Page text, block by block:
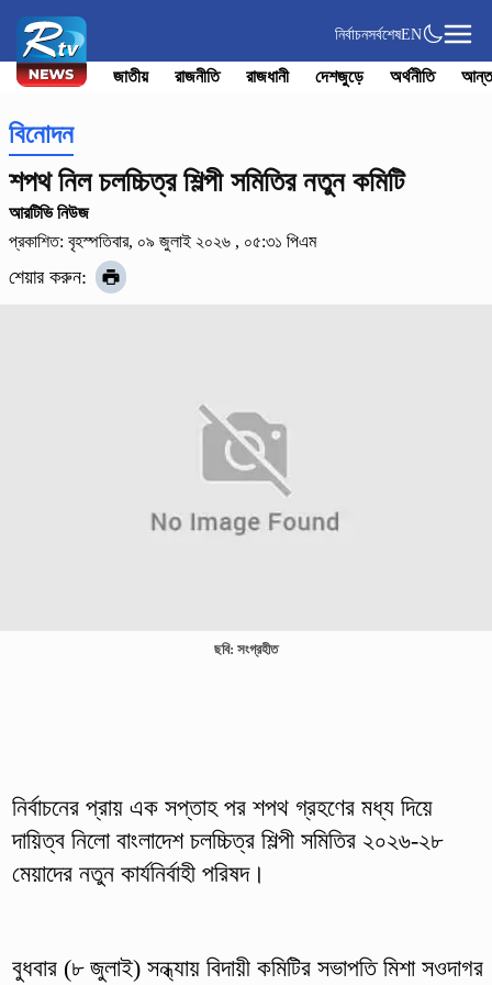
নির্বাচনসর্বশেষEN
জাতীয় রাজনীতি রাজধানী দেশজুড়ে অর্থনীতি
বিনোদন
শপথ নিল চলচ্চিত্র শিল্পী সমিতির নতুন কমিটি
আরটিভি নিউজ
প্রকাশিত: বৃহস্পতিবার, ০৯ জুলাই ২০২৬ , ০৫:৩১ পিএম
শেয়ার করুন:
ছবি: সংগ্রহীত
নির্বাচনের প্রায় এক সপ্তাহ পর শপথ গ্রহণের মধ্য দিয়ে
দায়িত্ব নিলো বাংলাদেশ চলচ্চিত্র শিল্পী সমিতির ২০২৬-২৮
মেয়াদের নতুন কার্যনির্বাহী পরিষদ।
বুধবার (৮ জুলাই) সন্ধ্যায় বিদায়ী কমিটির সভাপতি মিশা সওদাগর